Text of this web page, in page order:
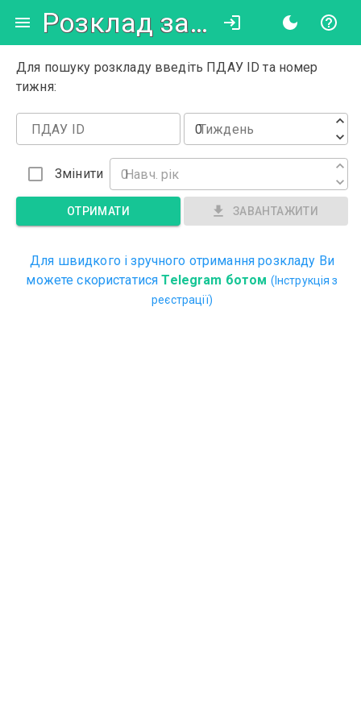
Розклад занять
Для пошуку розкладу введіть ПДАУ ID та номер
тижня:
ПДАУ ID Тиждень
Змінити Навч. рік
ОТРИМАТИ ЗАВАНТАЖИТИ
Для швидкого і зручного отримання розкладу Ви
можете скористатисяTelegram ботом (Інструкція з
реєстрації)